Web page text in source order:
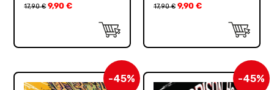
17,90€ 9,90€ 17,90€ 9,90 €
-45% -45%